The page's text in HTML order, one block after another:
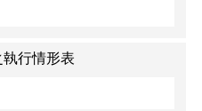
行情形表